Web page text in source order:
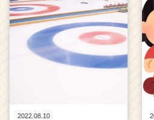
2022.08.10